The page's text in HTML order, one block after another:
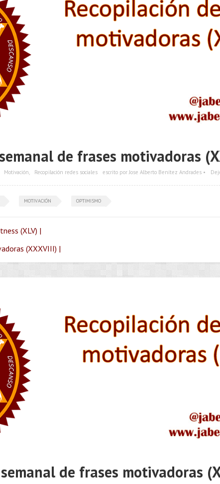
de frases motivadoras
Motivación, Recopilación redes sociales escrito por Jose Alberto Benítez Andrades •
MOTIVACIÓN OPTIMISMO
(XLV) |
(XXXVIII) |
de frases motivadoras